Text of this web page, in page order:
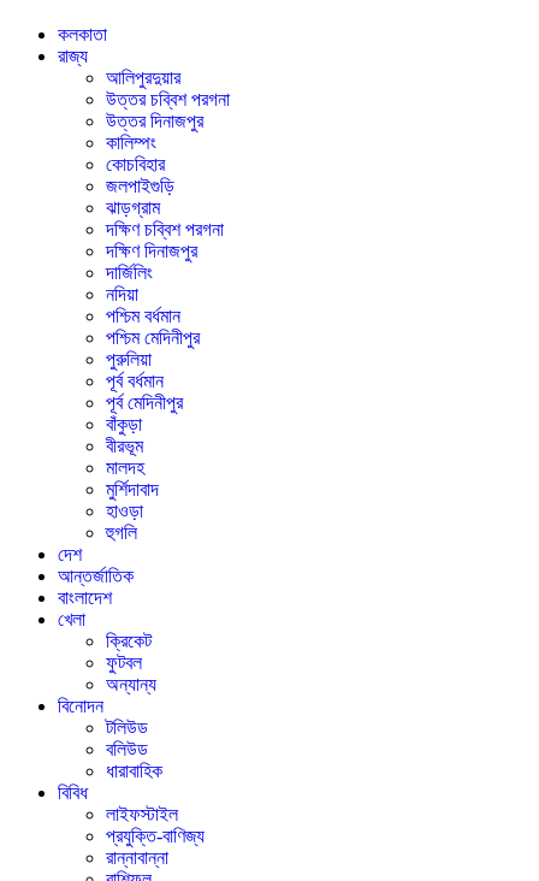
কলকাতা
রাজ্য
আলিপুরদুয়ার
উত্তর চব্বিশ পরগনা
উত্তর দিনাজপুর
কালিম্পং
কোচবিহার
জলপাইগুড়ি
ঝাড়গ্রাম
দক্ষিণ চব্বিশ পরগনা
দক্ষিণ দিনাজপুর
দার্জিলিং
নদিয়া
পশ্চিম বর্ধমান
পশ্চিম মেদিনীপুর
পুরুলিয়া
পূর্ব বর্ধমান
পূর্ব মেদিনীপুর
বাঁকুড়া
বীরভূম
মালদহ
মুর্শিদাবাদ
হাওড়া
হুগলি
দেশ
আন্তর্জাতিক
বাংলাদেশ
খেলা
ক্রিকেট
ফুটবল
অন্যান্য
বিনোদন
টলিউড
বলিউড
ধারাবাহিক
বিবিধ
লাইফস্টাইল
প্রযুক্তি-বাণিজ্য
রান্নাবান্না